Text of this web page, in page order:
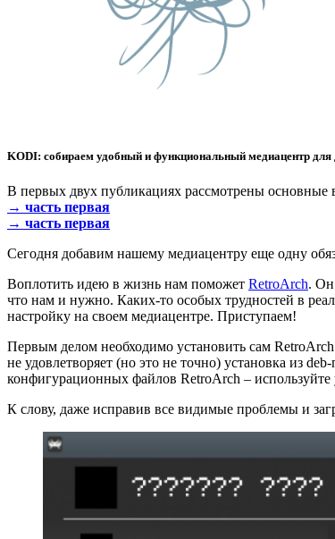
KODI: собираем удобный и функциональный медиацентр для
В первых двух публикациях рассмотрены основные
→ часть первая
→ часть первая
Сегодня добавим нашему медиацентру еще одну
Воплотить идею в жизнь нам поможет RetroArch. Он
что нам и нужно. Каких-то особых трудностей в
настройку на своем медиацентре. Приступаем!
Первым делом необходимо установить сам
не удовлетворяет (но это не точно) установка из
конфигурационных файлов RetroArch – используйте
К слову, даже исправив все видимые проблемы и